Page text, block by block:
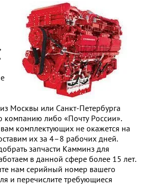
Москвы или Санкт-Петербурга
компанию либо «Почту России».
комплектующих не окажется на
их за 4–8 рабочих дней.
запчасти Камминз для
в данной сфере более 15 лет.
нам серийный номер вашего
и перечислите требующиеся